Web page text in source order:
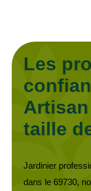
Les
taille
Jardinier
dans le 69730,